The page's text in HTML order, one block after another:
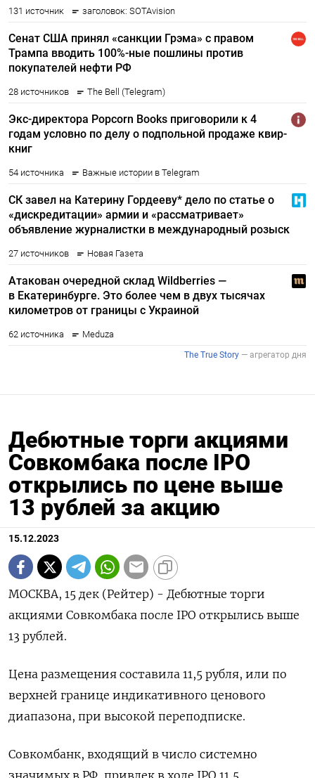
Дебютные торги акциями
Совкомбака после IPO
открылись по цене выше
13 рублей за акцию
15.12.2023
МОСКВА, 15 дек (Рейтер) - Дебютные торги
акциями Совкомбака после IPO открылись выше
13 рублей.
Цена размещения составила 11,5 рубля, или по
верхней границе индикативного ценового
диапазона, при высокой переподписке.
Совкомбанк, входящий в число системно